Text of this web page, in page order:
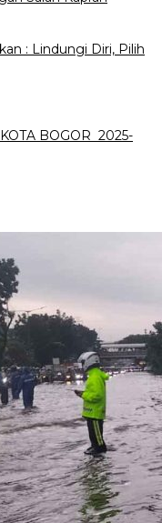
: Lindungi Diri, Pilih
BOGOR 2025-